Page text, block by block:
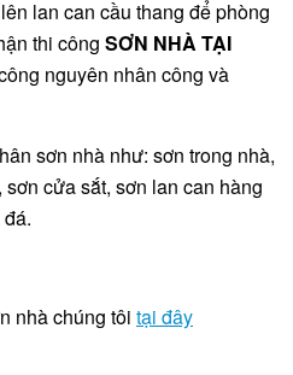
lan can cầu thang để phòng
thi công SƠN NHÀ TẠI
nguyên nhân công và
sơn nhà như: sơn trong nhà,
cửa sắt, sơn lan can hàng
nhà chúng tôi tại đây